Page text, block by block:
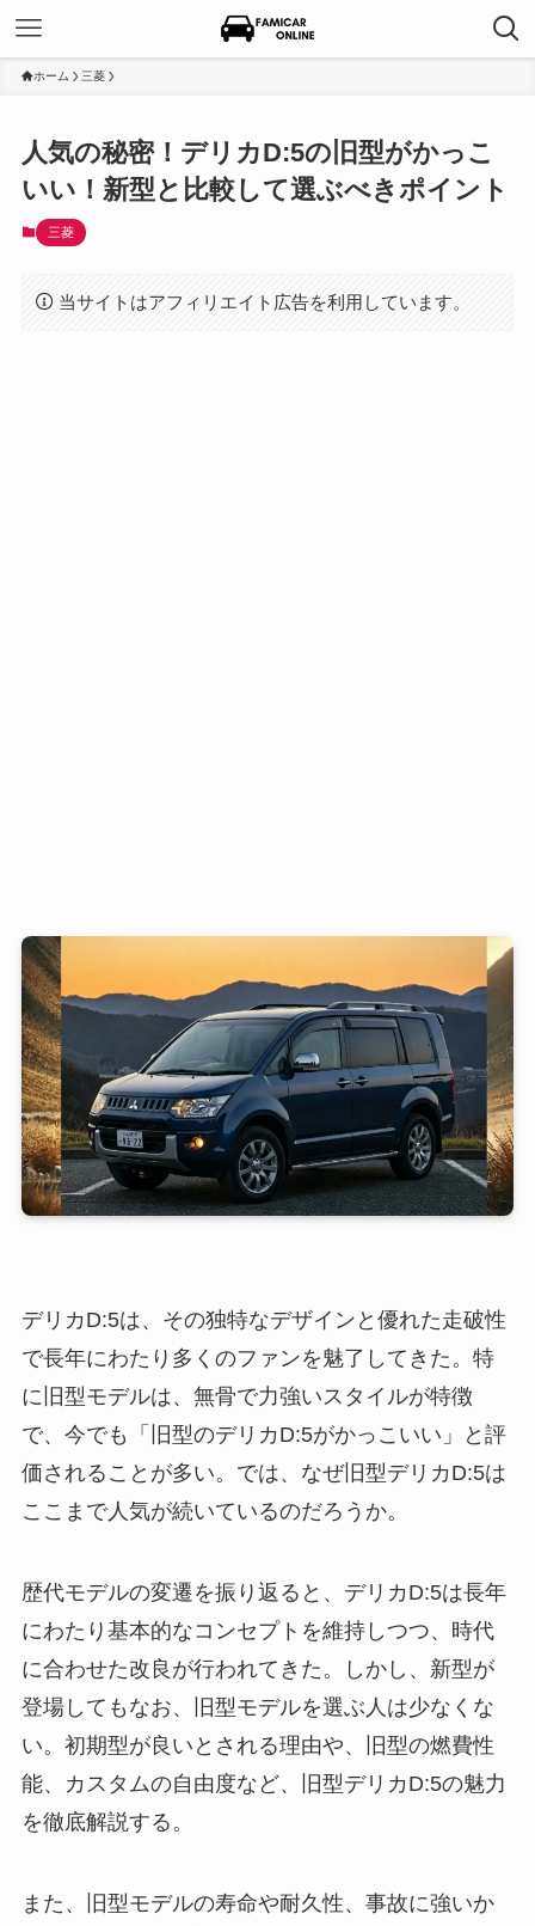
ホーム 三菱
人気の秘密！デリカD:5の旧型がかっこ
いい！新型と比較して選ぶべきポイント
三菱
当サイトはアフィリエイト広告を利用しています。
デリカD:5は、その独特なデザインと優れた走破性
で長年にわたり多くのファンを魅了してきた。特
に旧型モデルは、無骨で力強いスタイルが特徴
で、今でも「旧型のデリカD:5がかっこいい」と評
価されることが多い。では、なぜ旧型デリカD:5は
ここまで人気が続いているのだろうか。
歴代モデルの変遷を振り返ると、デリカD:5は長年
にわたり基本的なコンセプトを維持しつつ、時代
に合わせた改良が行われてきた。しかし、新型が
登場してもなお、旧型モデルを選ぶ人は少なくな
い。初期型が良いとされる理由や、旧型の燃費性
能、カスタムの自由度など、旧型デリカD:5の魅力
を徹底解説する。
また、旧型モデルの寿命や耐久性、事故に強いか